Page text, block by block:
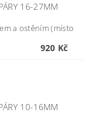
16-27MM
a ostěním (místo
920 Kč
10-16MM